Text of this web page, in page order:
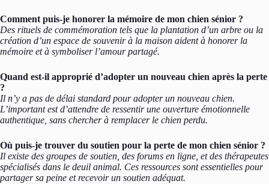
Comment puis-je honorer la mémoire de mon chien sénior ?
Des rituels de commémoration tels que la plantation d’un arbre ou la
création d’un espace de souvenir à la maison aident à honorer la
mémoire et à symboliser l’amour partagé.
Quand est-il approprié d’adopter un nouveau chien après la perte
?
Il n’y a pas de délai standard pour adopter un nouveau chien.
L’important est d’attendre de ressentir une ouverture émotionnelle
authentique, sans chercher à remplacer le chien perdu.
Où puis-je trouver du soutien pour la perte de mon chien sénior ?
Il existe des groupes de soutien, des forums en ligne, et des thérapeutes
spécialisés dans le deuil animal. Ces ressources sont essentielles pour
partager sa peine et recevoir un soutien adéquat.